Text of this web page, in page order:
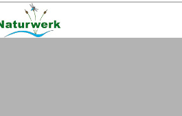
|AGB|